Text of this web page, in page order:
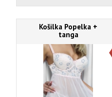
Košilka Popelka +
tanga